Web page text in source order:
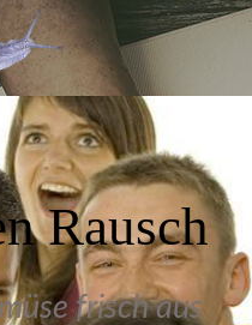
Rausch
frisch aus